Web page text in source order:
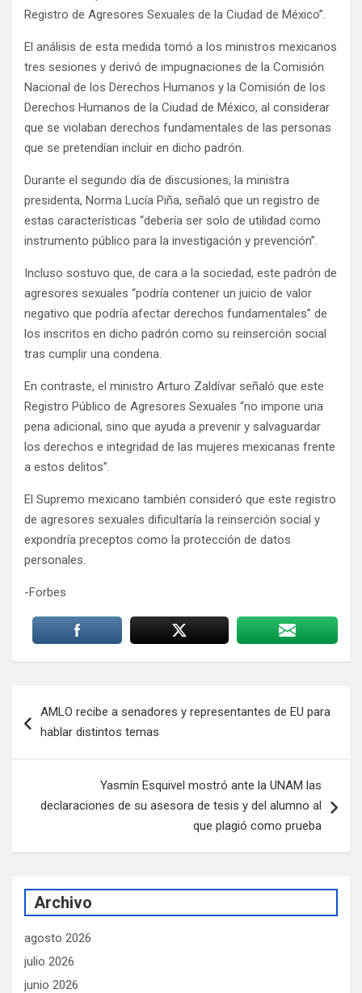
Registro de Agresores Sexuales de la Ciudad de México”.
El análisis de esta medida tomó a los ministros mexicanos
tres sesiones y derivó de impugnaciones de la Comisión
Nacional de los Derechos Humanos y la Comisión de los
Derechos Humanos de la Ciudad de México, al considerar
que se violaban derechos fundamentales de las personas
que se pretendían incluir en dicho padrón.
Durante el segundo día de discusiones, la ministra
presidenta, Norma Lucía Piña, señaló que un registro de
estas características “debería ser solo de utilidad como
instrumento público para la investigación y prevención”.
Incluso sostuvo que, de cara a la sociedad, este padrón de
agresores sexuales “podría contener un juicio de valor
negativo que podría afectar derechos fundamentales” de
los inscritos en dicho padrón como su reinserción social
tras cumplir una condena.
En contraste, el ministro Arturo Zaldívar señaló que este
Registro Público de Agresores Sexuales “no impone una
pena adicional, sino que ayuda a prevenir y salvaguardar
los derechos e integridad de las mujeres mexicanas frente
a estos delitos”.
El Supremo mexicano también consideró que este registro
de agresores sexuales dificultaría la reinserción social y
expondría preceptos como la protección de datos
personales.
-Forbes
de
AMLO recibe a senadores y representantes de EU para
hablar distintos temas
Yasmín Esquivel mostró ante la UNAM las
declaraciones de su asesora de tesis y del alumno al
que plagió como prueba
Archivo
agosto 2026
julio 2026
junio 2026